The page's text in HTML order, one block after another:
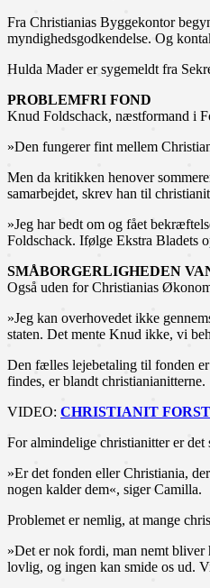
Fra Christianias Byggekontor
myndighedsgodkendelse. Og
Hulda Mader er sygemeldt fra
PROBLEMFRI FOND
Knud Foldschack, næstformand i
»Den fungerer fint mellem
Men da kritikken henover
samarbejdet, skrev han til
»Jeg har bedt om og fået
Foldschack. Ifølge Ekstra Bladets
SMÅBORGERLIGHEDEN
Også uden for Christianias
»Jeg kan overhovedet ikke
staten. Det mente Knud ikke, vi
Den fælles lejebetaling til fonden er
findes, er blandt christianianitterne.
VIDEO: CHRISTIANIT
For almindelige christianitter er det
»Er det fonden eller Christiania,
nogen kalder dem«, siger Camilla.
Problemet er nemlig, at mange
»Det er nok fordi, man nemt bliver
lovlig, og ingen kan smide os ud.